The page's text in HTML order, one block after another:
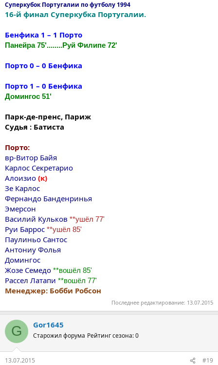
Суперкубок Португалии по футболу 1994
16-й финал Суперкубка Португалии.
Бенфика 1 – 1 Порто
Панейра 75'........Руй Филипе 72'
Порто 0 – 0 Бенфика
Порто 1 – 0 Бенфика
Домингос 51'
Парк-де-пренс, Париж
Судья : Батиста
Порто:
вр-Витор Байя
Карлос Секретарио
Алоизио (к)
Зе Карлос
Фернандо Банденринья
Эмерсон
Василий Кульков **ушёл 77'
Руи Баррос **ушёл 85'
Паулиньо Сантос
Антониу Фолья
Домингос
Жозе Семедо **вошёл 85'
Рассел Латапи **вошёл 77'
Менеджер: Бобби Робсон
Последнее редактирование: 13.07.2015
G Gor1645
Старожил форума Рейтинг сезона: 0
13.07.2015
#19